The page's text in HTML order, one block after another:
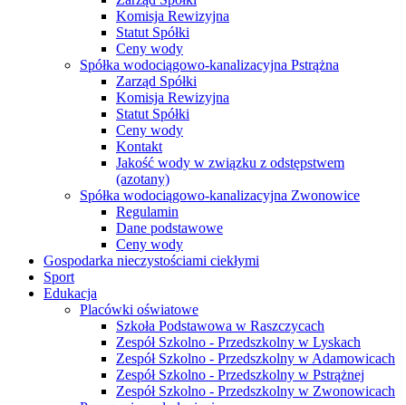
Komisja Rewizyjna
Statut Spółki
Ceny wody
Spółka wodociągowo-kanalizacyjna Pstrążna
Zarząd Spółki
Komisja Rewizyjna
Statut Spółki
Ceny wody
Kontakt
Jakość wody w związku z odstępstwem
(azotany)
Spółka wodociągowo-kanalizacyjna Zwonowice
Regulamin
Dane podstawowe
Ceny wody
Gospodarka nieczystościami ciekłymi
Sport
Edukacja
Placówki oświatowe
Szkoła Podstawowa w Raszczycach
Zespół Szkolno - Przedszkolny w Lyskach
Zespół Szkolno - Przedszkolny w Adamowicach
Zespół Szkolno - Przedszkolny w Pstrążnej
Zespół Szkolno - Przedszkolny w Zwonowicach